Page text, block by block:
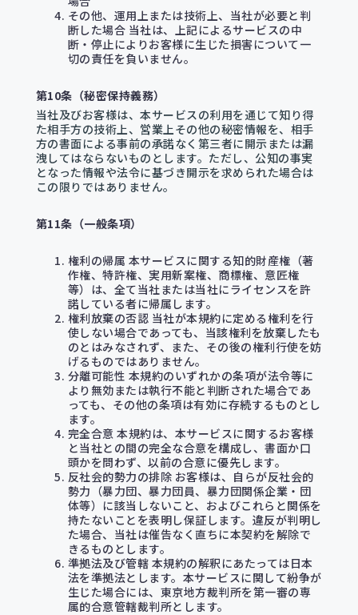
その他、運用上または技術上、当社が必要と判
断した場合 当社は、上記によるサービスの中
断・停止によりお客様に生じた損害について一
切の責任を負いません。
第10条（秘密保持義務）
当社及びお客様は、本サービスの利用を通じて知り得
た相手方の技術上、営業上その他の秘密情報を、相手
方の書面による事前の承諾なく第三者に開示または漏
洩してはならないものとします。ただし、公知の事実
となった情報や法令に基づき開示を求められた場合は
この限りではありません。
第11条（一般条項）
権利の帰属 本サービスに関する知的財産権（著
作権、特許権、実用新案権、商標権、意匠権
等）は、全て当社または当社にライセンスを許
諾している者に帰属します。
権利放棄の否認 当社が本規約に定める権利を行
使しない場合であっても、当該権利を放棄したも
のとはみなされず、また、その後の権利行使を妨
げるものではありません。
分離可能性 本規約のいずれかの条項が法令等に
より無効または執行不能と判断された場合であ
っても、その他の条項は有効に存続するものとし
ます。
完全合意 本規約は、本サービスに関するお客様
と当社との間の完全な合意を構成し、書面か口
頭かを問わず、以前の合意に優先します。
反社会的勢力の排除 お客様は、自らが反社会的
勢力（暴力団、暴力団員、暴力団関係企業・団
体等）に該当しないこと、およびこれらと関係を
持たないことを表明し保証します。違反が判明し
た場合、当社は催告なく直ちに本契約を解除で
きるものとします。
準拠法及び管轄 本規約の解釈にあたっては日本
法を準拠法とします。本サービスに関して紛争が
生じた場合には、東京地方裁判所を第一審の専
属的合意管轄裁判所とします。